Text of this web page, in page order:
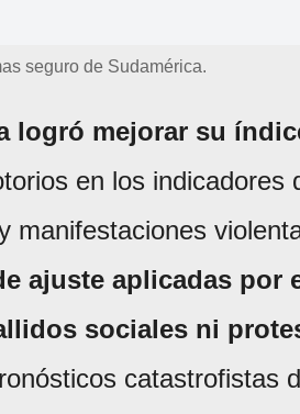
seguro de Sudamérica.
logró mejorar su
en los indicadores
manifestaciones
ajuste aplicadas por
sociales ni
catastrofistas